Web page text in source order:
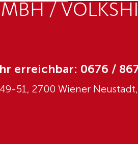
/
erreichbar: 0676 /
51, 2700 Wiener